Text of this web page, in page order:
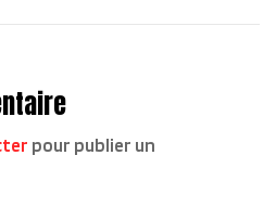
pour publier un